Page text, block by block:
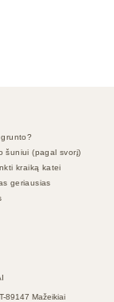
šuniui (pagal svorį)
kraiką katei
geriausias
89147 Mažeikiai